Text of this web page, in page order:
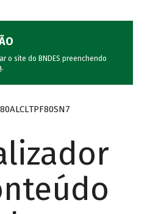
o site do BNDES preenchendo
.